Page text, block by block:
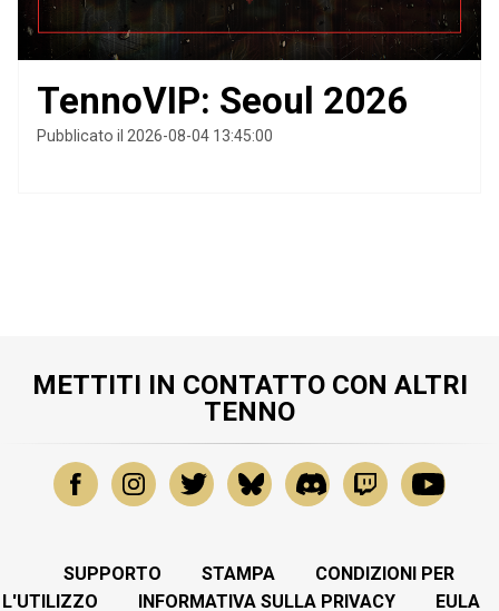
TennoVIP: Seoul 2026
Pubblicato il 2026-08-04 13:45:00
METTITI IN CONTATTO CON ALTRI
TENNO
SUPPORTO STAMPA
CONDIZIONI PER
L'UTILIZZO
INFORMATIVA SULLA PRIVACY
EULA